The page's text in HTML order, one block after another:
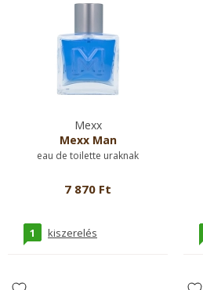
Mexx
Mexx Man
eau de toilette uraknak
7 870 Ft
1 kiszerelés